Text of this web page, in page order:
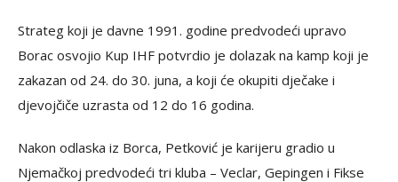
Strateg koji je davne 1991. godine predvodeći upravo
Borac osvojio Kup IHF potvrdio je dolazak na kamp koji je
zakazan od 24. do 30. juna, a koji će okupiti dječake i
djevojčiče uzrasta od 12 do 16 godina.
Nakon odlaska iz Borca, Petković je karijeru gradio u
Njemačkoj predvodeći tri kluba – Veclar, Gepingen i Fikse